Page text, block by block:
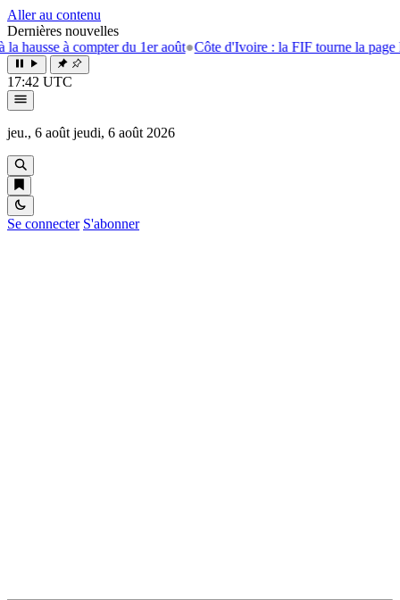
Aller au contenu
Dernières nouvelles
compter du 1er août●Côte d'Ivoire : la FIF tourne la page Emerse
17:42 UTC
jeu., 6 août jeudi, 6 août 2026
Se connecter S'abonner